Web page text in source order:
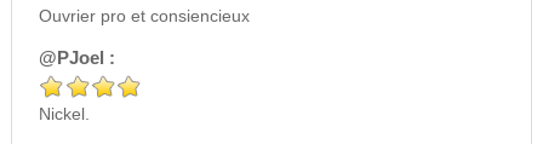
Ouvrier pro et consiencieux
@PJoel :
Nickel.